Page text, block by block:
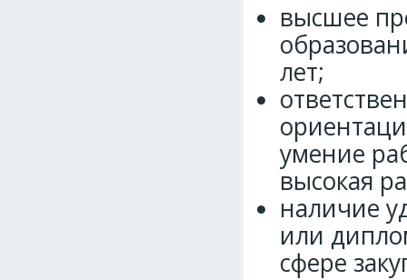
высшее
лет;
умение
высокая
наличие
или
сфере